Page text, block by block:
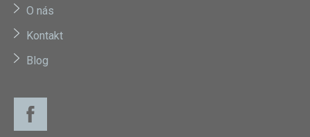
O nás
Kontakt
Blog